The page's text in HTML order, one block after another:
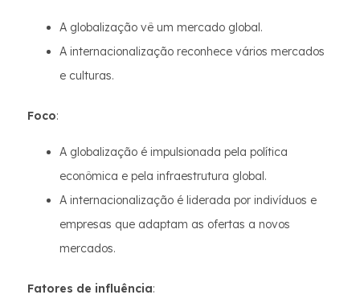
A globalização vê um mercado global.
A internacionalização reconhece vários mercados
e culturas.
Foco:
A globalização é impulsionada pela política
econômica e pela infraestrutura global.
A internacionalização é liderada por indivíduos e
empresas que adaptam as ofertas a novos
mercados.
Fatores de influência: